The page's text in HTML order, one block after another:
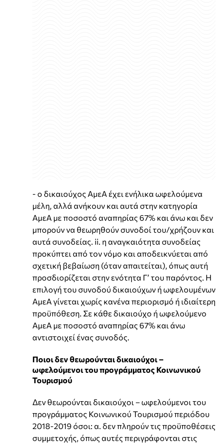
- ο δικαιούχος ΑμεΑ έχει ενήλικα ωφελούμενα
μέλη, αλλά ανήκουν και αυτά στην κατηγορία
ΑμεΑ με ποσοστό αναπηρίας 67% και άνω και δεν
μπορούν να θεωρηθούν συνοδοί του/χρήζουν και
αυτά συνοδείας. ii. η αναγκαιότητα συνοδείας
προκύπτει από τον νόμο και αποδεικνύεται από
σχετική βεβαίωση (όταν απαιτείται), όπως αυτή
προσδιορίζεται στην ενότητα Γ’ του παρόντος. Η
επιλογή του συνοδού δικαιούχων ή ωφελουμένων
ΑμεΑ γίνεται χωρίς κανένα περιορισμό ή ιδιαίτερη
προϋπόθεση. Σε κάθε δικαιούχο ή ωφελούμενο
ΑμεΑ με ποσοστό αναπηρίας 67% και άνω
αντιστοιχεί ένας συνοδός.
Ποιοι δεν θεωρούνται δικαιούχοι –
ωφελούμενοι του προγράμματος Κοινωνικού
Τουρισμού
Δεν θεωρούνται δικαιούχοι – ωφελούμενοι του
προγράμματος Κοινωνικού Τουρισμού περιόδου
2018-2019 όσοι: α. δεν πληρούν τις προϋποθέσεις
συμμετοχής, όπως αυτές περιγράφονται στις